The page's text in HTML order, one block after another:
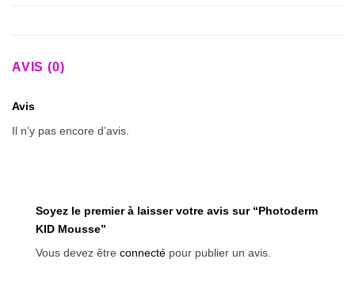
AVIS (0)
Avis
Il n’y pas encore d’avis.
Soyez le premier à laisser votre avis sur “Photoderm
KID Mousse”
Vous devez être connecté pour publier un avis.